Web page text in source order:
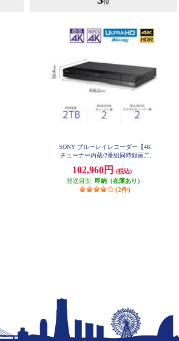
SONY ブルーレイレコーダー【4K
チューナー内蔵/2番組同時録画モ
102,960円
(税込)
発送目安: 即納（在庫あり）
(2件)